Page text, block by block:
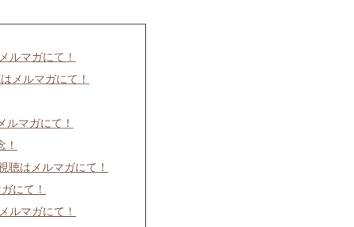
ルマガにて！
メルマガにて！
マガにて！
聴はメルマガにて！
にて！
ルマガにて！